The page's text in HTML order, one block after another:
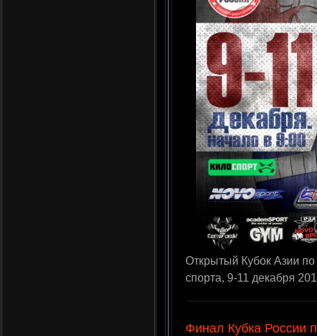
Открытый Кубок Азии
спорта, 9-11 декабря
Финал Кубка России